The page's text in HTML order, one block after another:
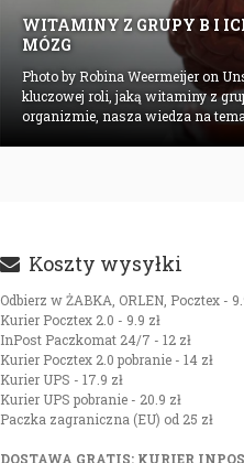
WITAMINY Z GRUPY B I
MÓZG
Photo by Robina Weermeijer on
kluczowej roli, jaką witaminy z
organizmie, nasza wiedza na temat
Koszty wysyłki
Odbierz w ŻABKA, ORLEN, Pocztex -
Kurier Pocztex 2.0 - 9.9 zł
InPost Paczkomat 24/7 - 12 zł
Kurier Pocztex 2.0 pobranie - 14 zł
Kurier UPS - 17.9 zł
Kurier UPS pobranie - 20.9 zł
Paczka zagraniczna (EU) od 25 zł
DOSTAWA GRATIS: KURIER